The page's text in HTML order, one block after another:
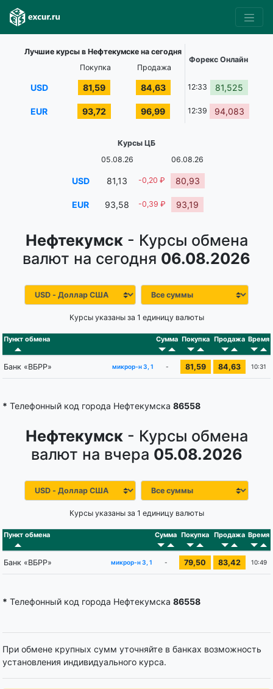
Нефтекумск- Курсы обмена
валют на сегодня 06.08.2026
Курсы указаны за 1 единицу валюты
Пункт обмена Сумма Покупка Продажа Время
Банк «ВБРР» микрор-н 3, 1 - 81,59 84,63 10:31
* Телефонный код города Нефтекумска 86558
Нефтекумск- Курсы обмена
валют на вчера 05.08.2026
Курсы указаны за 1 единицу валюты
Пункт обмена Сумма Покупка Продажа Время
Банк «ВБРР» микрор-н 3, 1 - 79,50 83,42 10:49
* Телефонный код города Нефтекумска 86558
При обмене крупных сумм уточняйте в банках возможность
установления индивидуального курса.
Лучшие курсы в Нефтекумске на сегодня
Форекс Онлайн
Покупка
Продажа
USD 81,59 84,63 12:33 81,525
EUR 93,72 96,99 12:39 94,083
Курсы ЦБ
05.08.26
06.08.26
USD 81,13 -0,20 ₽ 80,93
EUR 93,58 -0,39 ₽ 93,19